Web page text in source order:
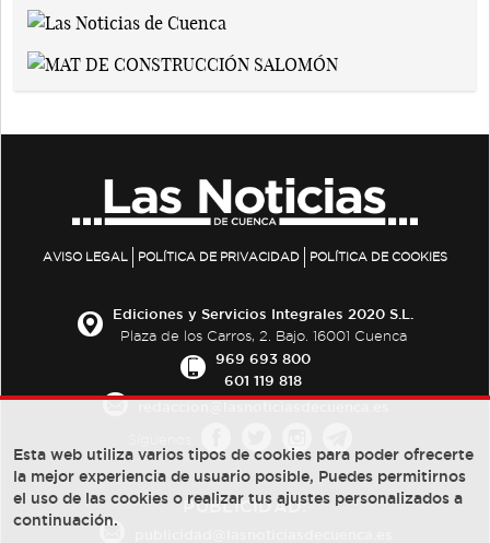
AVISO LEGAL POLÍTICA DE PRIVACIDAD POLÍTICA DE COOKIES
Ediciones y Servicios Integrales 2020 S.L.
Plaza de los Carros, 2. Bajo. 16001 Cuenca
969 693 800
601 119 818
PUBLICIDAD:
Esta web utiliza varios tipos de cookies para poder ofrecerte
la mejor experiencia de usuario posible, Puedes permitirnos
el uso de las cookies o realizar tus ajustes personalizados a
continuación.